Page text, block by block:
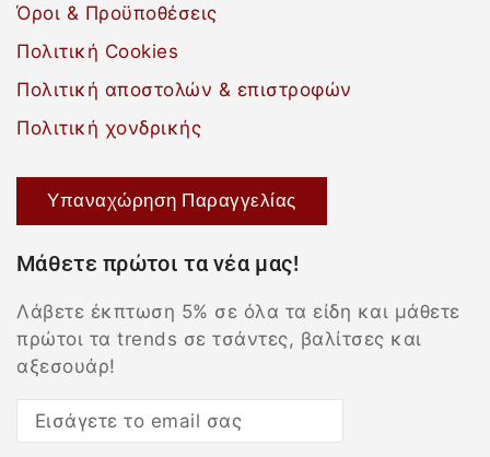
Όροι & Προϋποθέσεις
Πολιτική Cookies
Πολιτική αποστολών & επιστροφών
Πολιτική χονδρικής
Υπαναχώρηση Παραγγελίας
Μάθετε πρώτοι τα νέα μας!
Λάβετε έκπτωση 5% σε όλα τα είδη και μάθετε
πρώτοι τα trends σε τσάντες, βαλίτσες και
αξεσουάρ!